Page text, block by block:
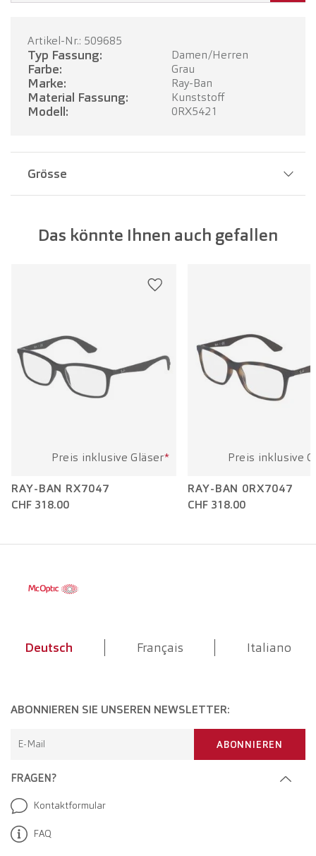
Artikel-Nr.: 509685
Typ Fassung: Damen/Herren
Farbe: Grau
Marke: Ray-Ban
Material Fassung: Kunststoff
Modell: 0RX5421
Grösse
Glasbreite: 53 mm
Das könnte Ihnen auch gefallen
Preis inklusive Gläser*
RAY-BAN RX7047
CHF 318.00
Preis inklusive
RAY-BAN 0RX7047
CHF 318.00
Deutsch Français Italiano
FRAGEN?
Kontaktformular
FAQ
ABONNIEREN SIE UNSEREN NEWSLETTER:
E-Mail ABONNIEREN